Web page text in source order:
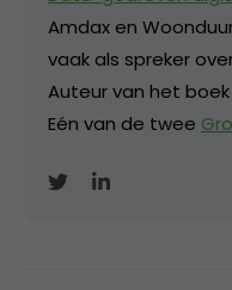
Amdax en
vaak als spreker
Auteur van het boek
Eén van de twee